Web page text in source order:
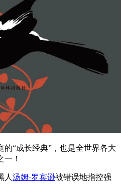
的“成长经典”，也是全世界各大
一！
人 汤姆·罗宾逊被错误地指控强